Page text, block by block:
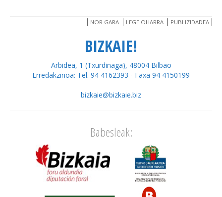
NOR GARA LEGE OHARRA PUBLIZIDADEA
BIZKAIE!
Arbidea, 1 (Txurdinaga), 48004 Bilbao
Erredakzinoa: Tel. 94 4162393 - Faxa 94 4150199
bizkaie@bizkaie.biz
Babesleak: